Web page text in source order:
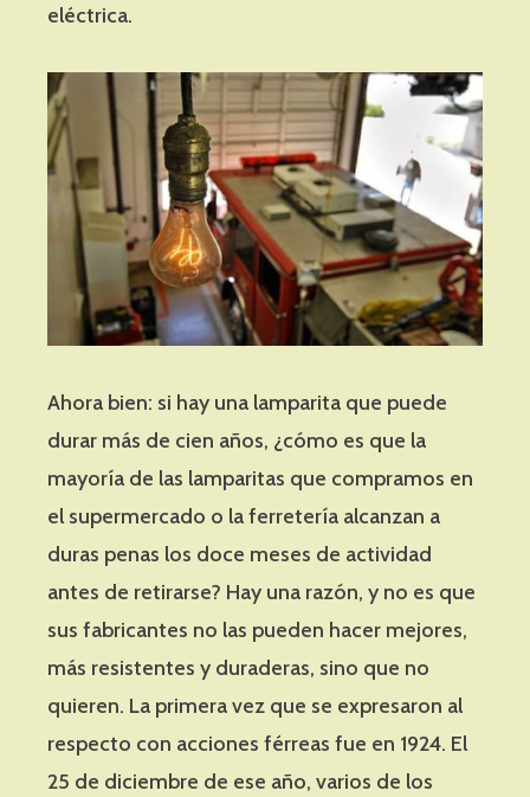
eléctrica.
Ahora bien: si hay una lamparita que puede
durar más de cien años, ¿cómo es que la
mayoría de las lamparitas que compramos en
el supermercado o la ferretería alcanzan a
duras penas los doce meses de actividad
antes de retirarse? Hay una razón, y no es que
sus fabricantes no las pueden hacer mejores,
más resistentes y duraderas, sino que no
quieren. La primera vez que se expresaron al
respecto con acciones férreas fue en 1924. El
25 de diciembre de ese año, varios de los